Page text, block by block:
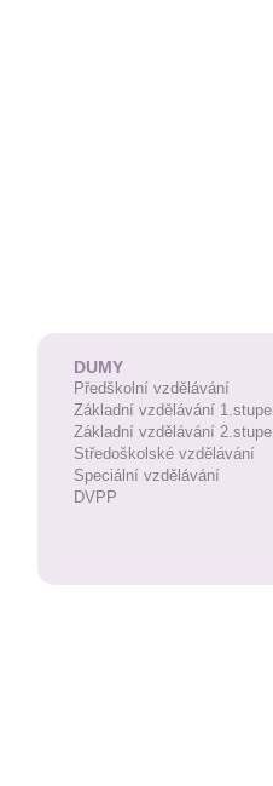
DUMY
Předškolní vzdělávání
Základní vzdělávání
Základní vzdělávání
Středoškolské vzdělávání
Speciální vzdělávání
DVPP